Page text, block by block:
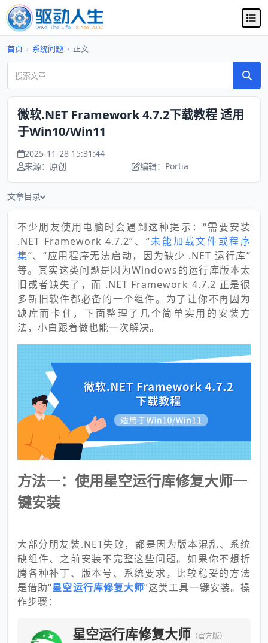
首页 › 系统问题 › 正文
微软.NET Framework 4.7.2下载教程 适用
于Win10/Win11
2025-11-28 15:31:44
来源：原创
编辑：Portia
文章目录
不少朋友使用电脑时会遇到这种提示：“需要安装
.NET Framework 4.7.2”、“未能加载文件或程序
集”、“应用程序无法启动，因为缺少 .NET 运行库”
等。其实这类问题是因为Windows的运行库版本太
旧或者缺失了，而 .NET Framework 4.7.2 正是很
多新旧软件都必备的一个组件。为了让你不再因为
缺库而卡住，下面整理了几个简单实用的安装方
法，小白跟着做也能一次解决。
方法一：使用星空运行库修复大师一
键安装
大部分朋友装.NET失败，都是因为版本混乱、系统
缺组件、之前安装不完整这些问题。如果你不想折
腾各种补丁、版本号、系统要求，比较稳妥的方法
是借助“星空运行库修复大师”这类工具一键安装。操
作步骤：
星空运行库修复大师 （官方版）